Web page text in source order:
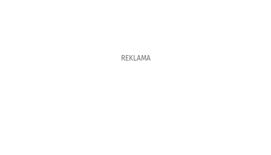
REKLAMA